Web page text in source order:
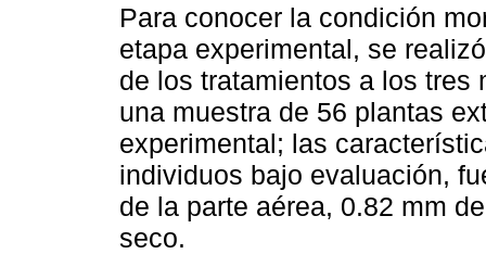
Para conocer la condición
etapa experimental, se
de los tratamientos a los tres
una muestra de 56 plantas
experimental; las
individuos bajo evaluación,
de la parte aérea, 0.82 mm
seco.